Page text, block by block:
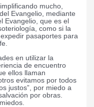
mucho,
Evangelio, mediante
Evangelio, que es el
como si la
pasaportes para
en utilizar la
de encuentro
ellos llaman
evitamos por todos
justos”, por miedo a
por obras.